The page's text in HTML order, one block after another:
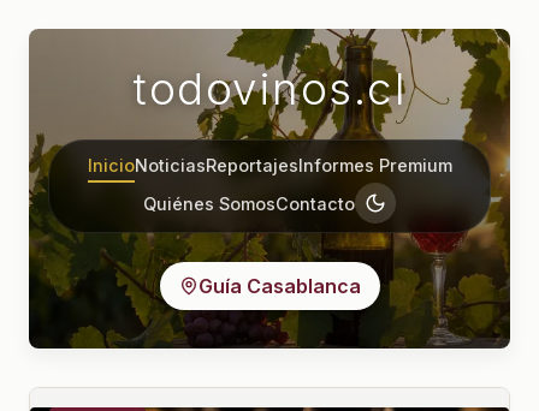
todovinos.cl
InicioNoticiasReportajesInformes Premium
Quiénes SomosContacto
Guía Casablanca